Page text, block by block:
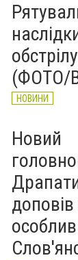
(ФОТО/
НОВИНИ
Новий